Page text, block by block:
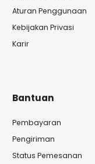
Aturan Penggunaan
Kebijakan Privasi
Karir
Bantuan
Pembayaran
Pengiriman
Status Pemesanan